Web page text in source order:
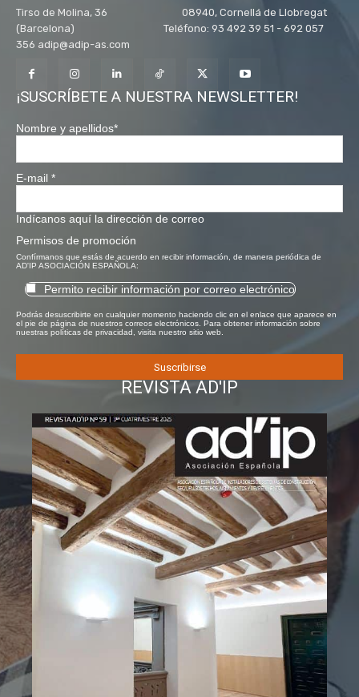
Tirso de Molina, 36 08940, Cornellá de Llobregat
(Barcelona) Teléfono: 93 492 39 51 - 692 057
356 adip@adip-as.com
¡SUSCRÍBETE A NUESTRA NEWSLETTER!
Nombre y apellidos*
E-mail *
Indícanos aquí la dirección de correo
Permisos de promoción
Confírmanos que estás de acuerdo en recibir información, de manera periódica de
AD'IP ASOCIACIÓN ESPAÑOLA:
Permito recibir información por correo electrónico
Podrás desuscribirte en cualquier momento haciendo clic en el enlace que aparece en
el pie de página de nuestros correos electrónicos. Para obtener información sobre
nuestras políticas de privacidad, visita nuestro sitio web.
REVISTA AD'IP